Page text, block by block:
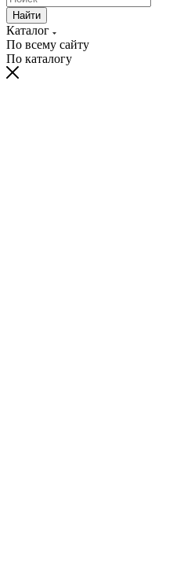
Найти
Каталог
По всему сайту
По каталогу